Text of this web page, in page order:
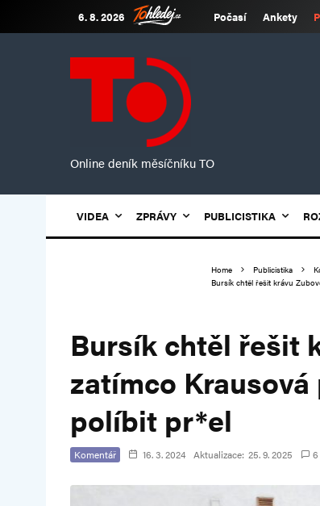
6. 8. 2026 Počasí Ankety
Online deník měsíčníku TO
VIDEA ZPRÁVY PUBLICISTIKA
Home Publicistika
Bursík chtěl řešit krávu
Bursík chtěl řešit
zatímco
políbit pr*el
Komentář 16. 3. 2024 Aktualizace: 25. 9. 2025 6